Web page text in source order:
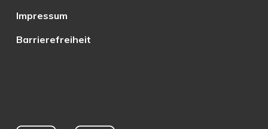
Impressum
Barrierefreiheit